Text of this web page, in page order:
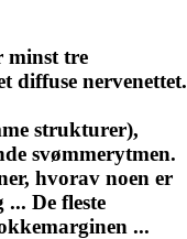
minst tre
diffuse nervenettet.
strukturer),
svømmerytmen.
hvorav noen er
De fleste
...